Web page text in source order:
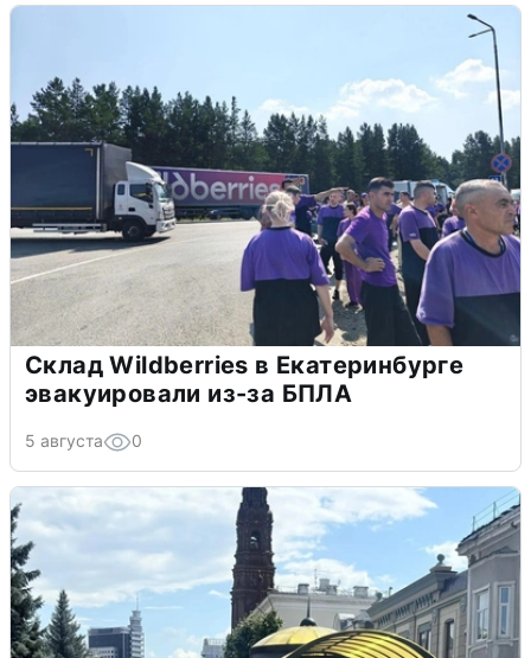
Склад Wildberries в Екатеринбурге
эвакуировали из-за БПЛА
5 августа 0